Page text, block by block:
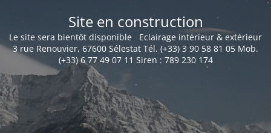
Site en construction
Le site sera bientôt disponible Eclairage intérieur & extérieur
3 rue Renouvier, 67600 Sélestat Tél. (+33) 3 90 58 81 05 Mob.
(+33) 6 77 49 07 11 Siren : 789 230 174